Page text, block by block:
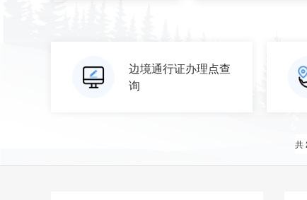
边境通行证办理点查
询
共